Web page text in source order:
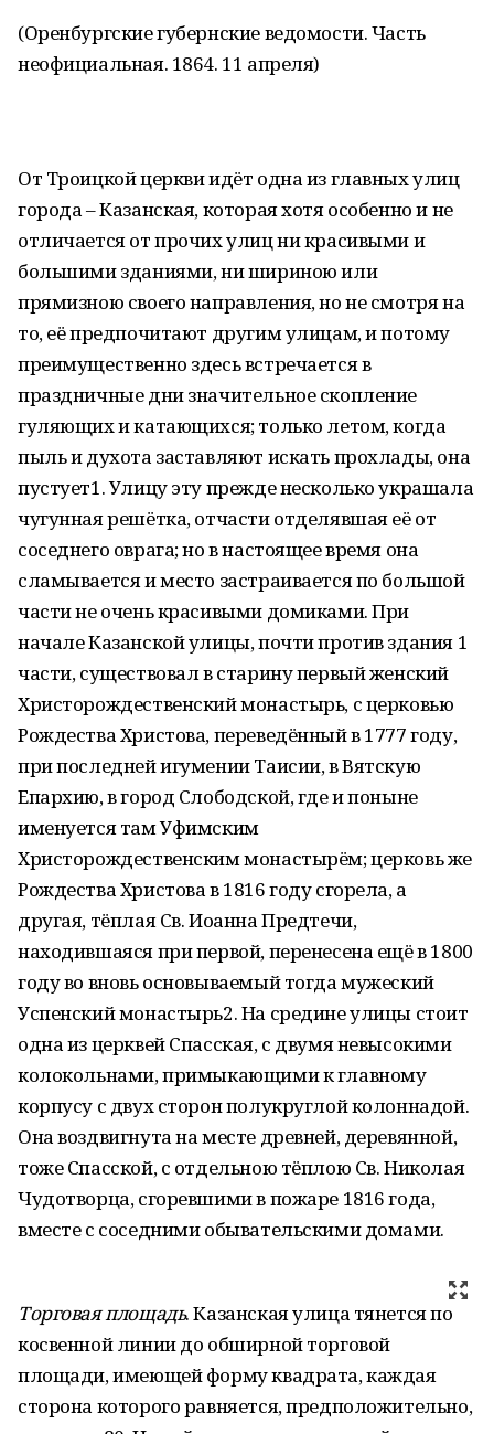
(Оренбургские губернские ведомости. Часть
неофициальная. 1864. 11 апреля)
От Троицкой церкви идёт одна из главных улиц
города – Казанская, которая хотя особенно и не
отличается от прочих улиц ни красивыми и
большими зданиями, ни шириною или
прямизною своего направления, но не смотря на
то, её предпочитают другим улицам, и потому
преимущественно здесь встречается в
праздничные дни значительное скопление
гуляющих и катающихся; только летом, когда
пыль и духота заставляют искать прохлады, она
пустует1. Улицу эту прежде несколько украшала
чугунная решётка, отчасти отделявшая её от
соседнего оврага; но в настоящее время она
сламывается и место застраивается по большой
части не очень красивыми домиками. При
начале Казанской улицы, почти против здания 1
части, существовал в старину первый женский
Христорождественский монастырь, с церковью
Рождества Христова, переведённый в 1777 году,
при последней игумении Таисии, в Вятскую
Епархию, в город Слободской, где и поныне
именуется там Уфимским
Христорождественским монастырём; церковь же
Рождества Христова в 1816 году сгорела, а
другая, тёплая Св. Иоанна Предтечи,
находившаяся при первой, перенесена ещё в 1800
году во вновь основываемый тогда мужеский
Успенский монастырь2. На средине улицы стоит
одна из церквей Спасская, с двумя невысокими
колокольнами, примыкающими к главному
корпусу с двух сторон полукруглой колоннадой.
Она воздвигнута на месте древней, деревянной,
тоже Спасской, с отдельною тёплою Св. Николая
Чудотворца, сгоревшими в пожаре 1816 года,
вместе с соседними обывательскими домами.
Торговая площадь. Казанская улица тянется по
косвенной линии до обширной торговой
площади, имеющей форму квадрата, каждая
сторона которого равняется, предположительно,